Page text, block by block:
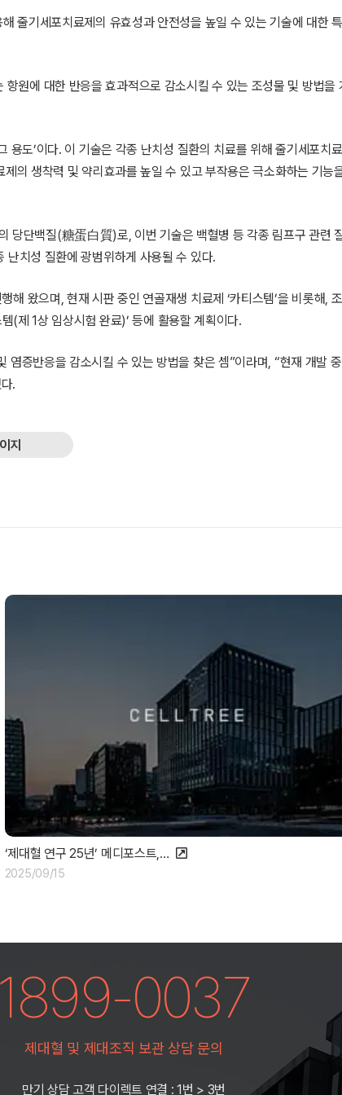
줄기세포치료제의 유효성과 안전성을 높일 수 있는 기술에 대한
원에 대한 반응을 효과적으로 감소시킬 수 있는 조성물 및 방법을
도’이다. 이 기술은 각종 난치성 질환의 치료를 위해 줄기세포치
의 생착력 및 약리효과를 높일 수 있고 부작용은 극소화하는 기능
단백질(糖蛋白質)로, 이번 기술은 백혈병 등 각종 림프구 관련
난치성 질환에 광범위하게 사용될 수 있다.
왔으며, 현재 시판 중인 연골재생 치료제 ‘카티스템’을 비롯해,
(제 1상 임상시험 완료)’ 등에 활용할 계획이다.
증반응을 감소시킬 수 있는 방법을 찾은 셈”이라며, “현재 개발
.
지
‘제대혈 연구 25년’ 메디포스트,…
2025/09/15
1899-0037
제대혈 및 제대조직 보관 상담 문의
만기 상담 고객 다이렉트 연결 : 1번 > 3번